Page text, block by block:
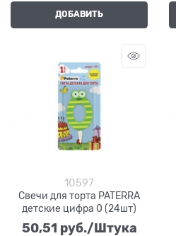
ДОБАВИТЬ
10597
Свечи для торта PATERRA
детские цифра 0 (24шт)
50,51 руб./Штука